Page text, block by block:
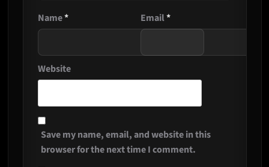
Name* Email*
Website
Save my name, email, and website in this
browser for the next time I comment.